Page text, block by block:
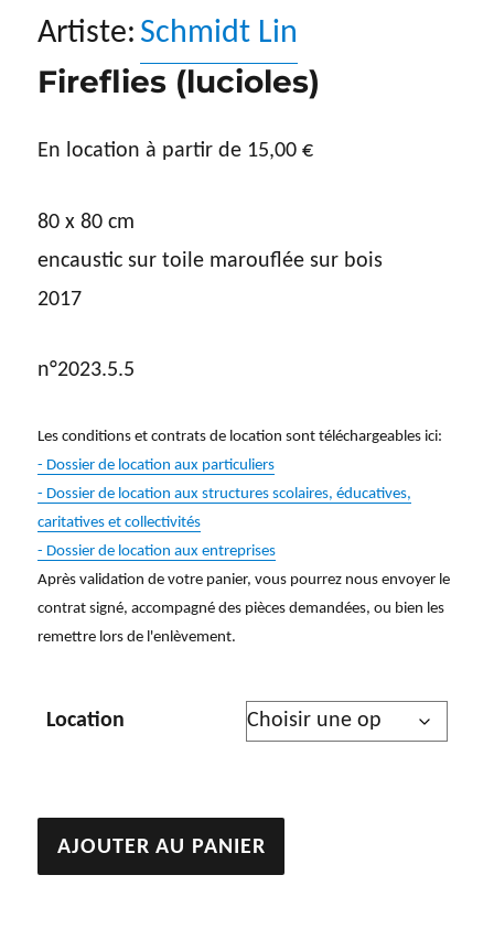
Artiste: Schmidt Lin
Fireflies (lucioles)
En location à partir de 15,00€
80 x 80 cm
encaustic sur toile marouflée sur bois
2017
n°2023.5.5
Les conditions et contrats de location sont téléchargeables ici:
- Dossier de location aux particuliers
- Dossier de location aux structures scolaires, éducatives,
caritatives et collectivités
- Dossier de location aux entreprises
Après validation de votre panier, vous pourrez nous envoyer le
contrat signé, accompagné des pièces demandées, ou bien les
remettre lors de l'enlèvement.
Location
quantité
de
AJOUTER AU PANIER